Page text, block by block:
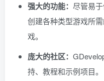
强大的功能： 尽管易
创建各种类型游戏所
戏。
庞大的社区：
持、教程和示例项目。